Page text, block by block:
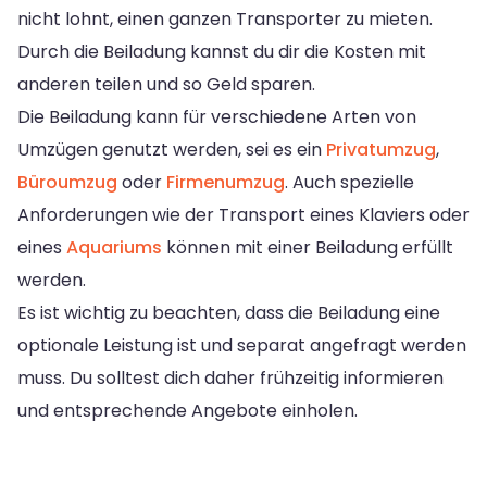
nicht lohnt, einen ganzen Transporter zu mieten.
Durch die Beiladung kannst du dir die Kosten mit
anderen teilen und so Geld sparen.
Die Beiladung kann für verschiedene Arten von
Umzügen genutzt werden, sei es ein Privatumzug,
Büroumzug oder Firmenumzug. Auch spezielle
Anforderungen wie der Transport eines Klaviers oder
eines Aquariums können mit einer Beiladung erfüllt
werden.
Es ist wichtig zu beachten, dass die Beiladung eine
optionale Leistung ist und separat angefragt werden
muss. Du solltest dich daher frühzeitig informieren
und entsprechende Angebote einholen.